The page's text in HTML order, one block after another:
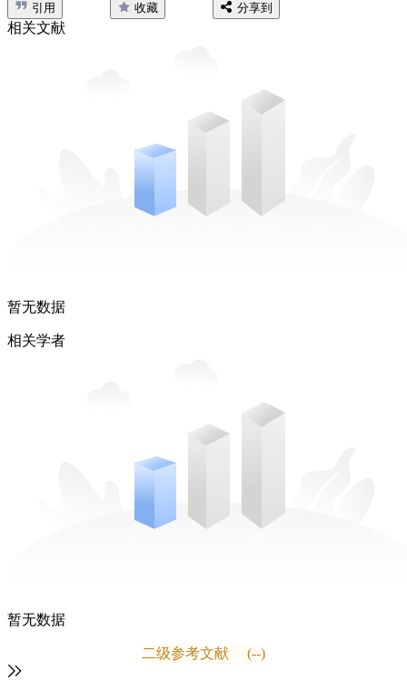
引用 收藏 分享到
相关文献
暂无数据
相关学者
暂无数据
二级参考文献 (--)